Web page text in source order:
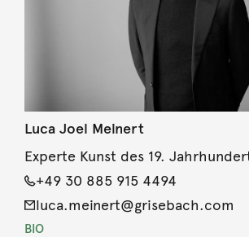
Luca Joel Meinert
Experte Kunst des 19.
+49 30 885 915 4494
luca.meinert@grisebach.com
BIO